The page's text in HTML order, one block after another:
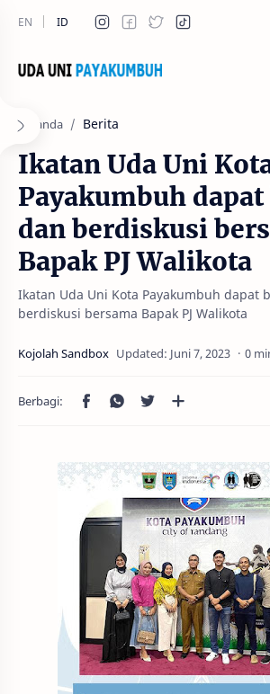
Beranda Berita
Ikatan Uda Uni
Payakumbuh
dan berdiskusi
Bapak PJ Walikota
Ikatan Uda Uni Kota Payakumbuh dapat
berdiskusi bersama Bapak PJ Walikota
0